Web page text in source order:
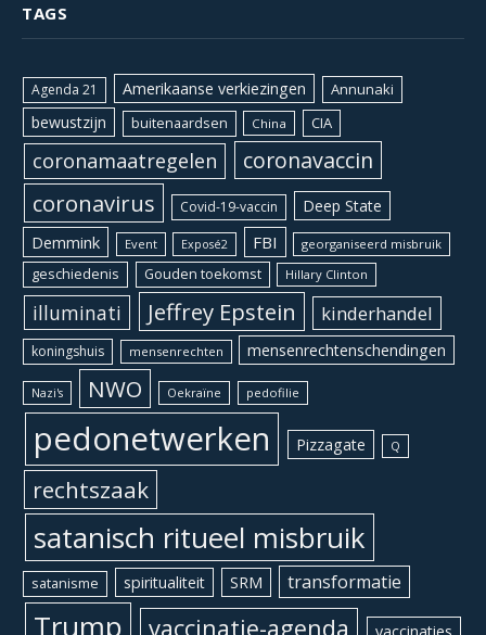
TAGS
Agenda 21 Amerikaanse verkiezingen Annunaki
bewustzijn buitenaardsen China CIA
coronamaatregelen coronavaccin
coronavirus Covid-19-vaccin Deep State
Demmink Event Exposé2 FBI georganiseerd misbruik
geschiedenis Gouden toekomst Hillary Clinton
illuminati Jeffrey Epstein kinderhandel
koningshuis mensenrechten mensenrechtenschendingen
Nazi's NWO Oekraïne pedofilie
pedonetwerken Pizzagate Q
rechtszaak
satanisch ritueel misbruik
satanisme spiritualiteit SRM transformatie
Trump vaccinatie-agenda